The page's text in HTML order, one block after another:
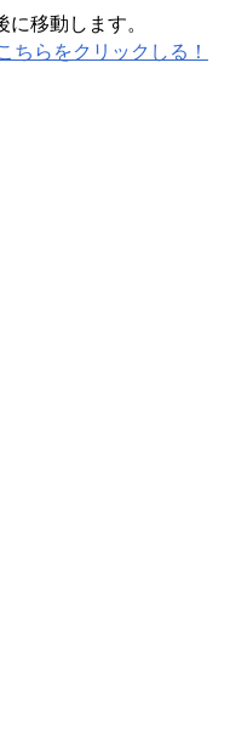
移動します。
ちらをクリックしる！